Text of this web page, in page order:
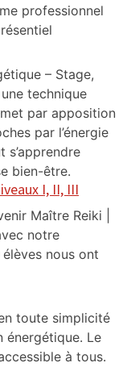
professionnel
– Stage,
technique
par apposition
par l’énergie
s’apprendre
bien-être.
I, II, III
Maître Reiki |
notre
nous ont
toute simplicité
énergétique. Le
à tous.